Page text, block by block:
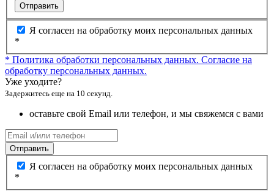
Отправить
Я согласен на обработку моих персональных данных
*
* Политика обработки персональных данных. Согласие на
обработку персональных данных.
Уже уходите?
Задержитесь еще на 10 секунд.
оставьте свой Email или телефон, и мы свяжемся с вами
Отправить
Я согласен на обработку моих персональных данных
*